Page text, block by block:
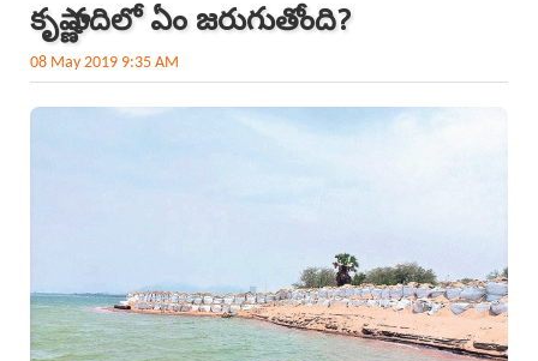
కృష్ణా నదిలో ఏం జ‌రుగుతోంది?
08 May 2019 9:35 AM